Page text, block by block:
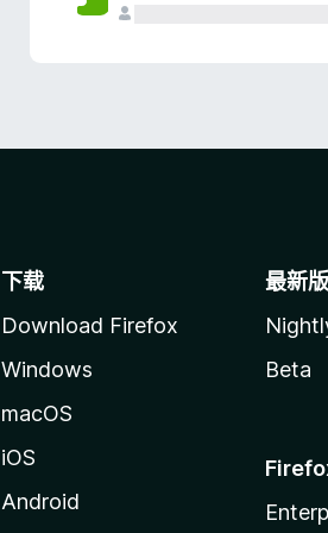
下载
Download Firefox
Windows
macOS
iOS
Android
最新
Beta